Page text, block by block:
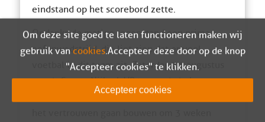
eindstand op het scorebord zette.
Ondanks de matige tegenstand een prima
oefenwedstrijd, die liet zien dat er veel
voetbal in dit team zit. Zaterdag 31 augustus
speelt Sparta Nijkerk VR1 voor de beker tegen
SVHA VR1 in Herveld en kan het verder aan
Om deze site goed te laten functioneren maken wij
gebruik van cookies. Accepteer deze door op de knop
"Accepteer cookies" te klikken.
Accepteer cookies